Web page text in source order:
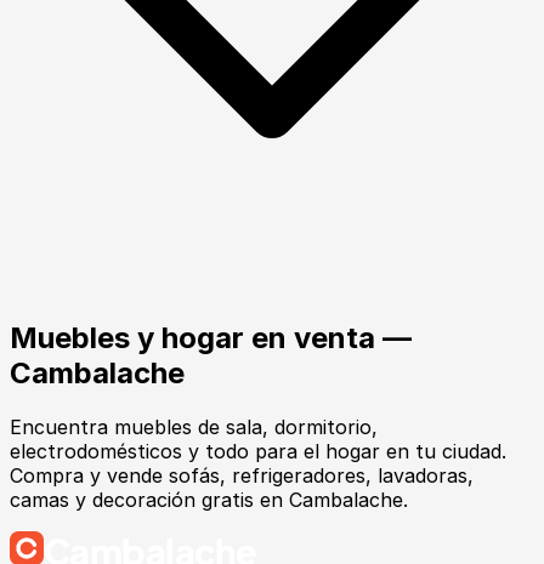
Muebles y hogar en venta —
Cambalache
Encuentra muebles de sala, dormitorio,
electrodomésticos y todo para el hogar en tu ciudad.
Compra y vende sofás, refrigeradores, lavadoras,
camas y decoración gratis en Cambalache.